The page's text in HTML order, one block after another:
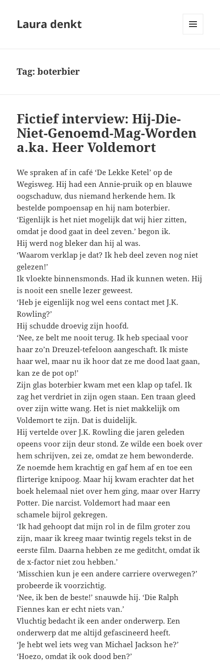
Laura denkt
Tag:boterbier
Fictief interview: Hij-Die-
Niet-Genoemd-Mag-Worden
a.ka. Heer Voldemort
We spraken af in café ‘De Lekke Ketel’ op de
Wegisweg. Hij had een Annie-pruik op en blauwe
oogschaduw, dus niemand herkende hem. Ik
bestelde pompoensap en hij nam boterbier.
‘Eigenlijk is het niet mogelijk dat wij hier zitten,
omdat je dood gaat in deel zeven.’ begon ik.
Hij werd nog bleker dan hij al was.
‘Waarom verklap je dat? Ik heb deel zeven nog niet
gelezen!’
Ik vloekte binnensmonds. Had ik kunnen weten. Hij
is nooit een snelle lezer geweest.
‘Heb je eigenlijk nog wel eens contact met J.K.
Rowling?’
Hij schudde droevig zijn hoofd.
‘Nee, ze belt me nooit terug. Ik heb speciaal voor
haar zo’n Dreuzel-tefeloon aangeschaft. Ik miste
haar wel, maar nu ik hoor dat ze me dood laat gaan,
kan ze de pot op!’
Zijn glas boterbier kwam met een klap op tafel. Ik
zag het verdriet in zijn ogen staan. Een traan gleed
over zijn witte wang. Het is niet makkelijk om
Voldemort te zijn. Dat is duidelijk.
Hij vertelde over J.K. Rowling die jaren geleden
opeens voor zijn deur stond. Ze wilde een boek over
hem schrijven, zei ze, omdat ze hem bewonderde.
Ze noemde hem krachtig en gaf hem af en toe een
flirterige knipoog. Maar hij kwam erachter dat het
boek helemaal niet over hem ging, maar over Harry
Potter. Die narcist. Voldemort had maar een
schamele bijrol gekregen.
‘Ik had gehoopt dat mijn rol in de film groter zou
zijn, maar ik kreeg maar twintig regels tekst in de
eerste film. Daarna hebben ze me geditcht, omdat ik
de x-factor niet zou hebben.’
‘Misschien kun je een andere carriere overwegen?’
probeerde ik voorzichtig.
‘Nee, ik ben de beste!’ snauwde hij. ‘Die Ralph
Fiennes kan er echt niets van.’
Vluchtig bedacht ik een ander onderwerp. Een
onderwerp dat me altijd gefascineerd heeft.
‘Je hebt wel iets weg van Michael Jackson he?’
‘Hoezo, omdat ik ook dood ben?’